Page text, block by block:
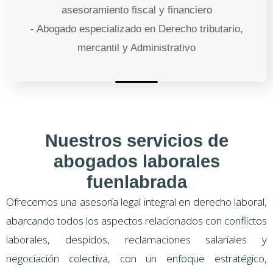
asesoramiento fiscal y financiero
- Abogado especializado en Derecho tributario,
mercantil y Administrativo
Nuestros servicios de
abogados laborales
fuenlabrada
Ofrecemos una asesoría legal integral en derecho laboral,
abarcando todos los aspectos relacionados con conflictos
laborales, despidos, reclamaciones salariales y
negociación colectiva, con un enfoque estratégico,